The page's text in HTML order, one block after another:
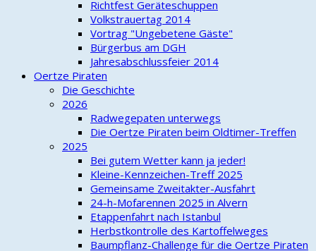
Richtfest Geräteschuppen
Volkstrauertag 2014
Vortrag "Ungebetene Gäste"
Bürgerbus am DGH
Jahresabschlussfeier 2014
Oertze Piraten
Die Geschichte
2026
Radwegepaten unterwegs
Die Oertze Piraten beim Oldtimer-Treffen
2025
Bei gutem Wetter kann ja jeder!
Kleine-Kennzeichen-Treff 2025
Gemeinsame Zweitakter-Ausfahrt
24-h-Mofarennen 2025 in Alvern
Etappenfahrt nach Istanbul
Herbstkontrolle des Kartoffelweges
Baumpflanz-Challenge für die Oertze Piraten